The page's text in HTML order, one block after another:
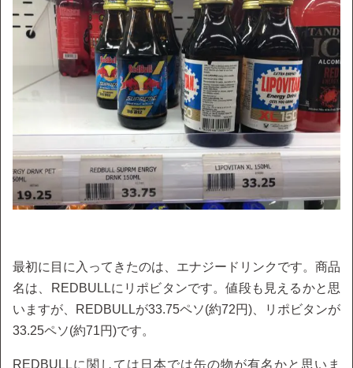
最初に目に入ってきたのは、エナジードリンクです。商品
名は、REDBULLにリポビタンです。値段も見えるかと思
いますが、REDBULLが33.75ペソ(約72円)、リポビタンが
33.25ペソ(約71円)です。
REDBULLに関しては日本では缶の物が有名かと思いま